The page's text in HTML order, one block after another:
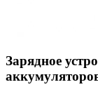
Зарядное